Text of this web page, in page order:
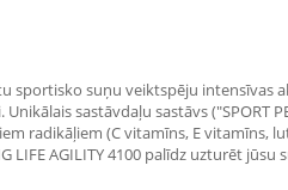
sportisko suņu veiktspēju intensīvas
sastāvdaļu sastāvs ("SPORT
radikāļiem (C vitamīns, E vitamīns,
AGILITY 4100 palīdz uzturēt jūsu